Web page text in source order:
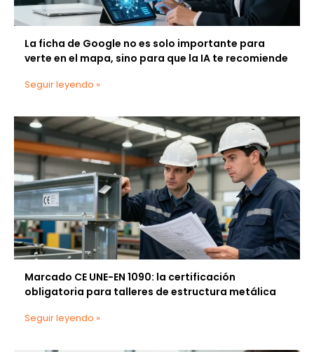
La ficha de Google no es solo importante para
verte en el mapa, sino para que la IA te recomiende
Seguir leyendo »
Marcado CE UNE-EN 1090: la certificación
obligatoria para talleres de estructura metálica
Seguir leyendo »